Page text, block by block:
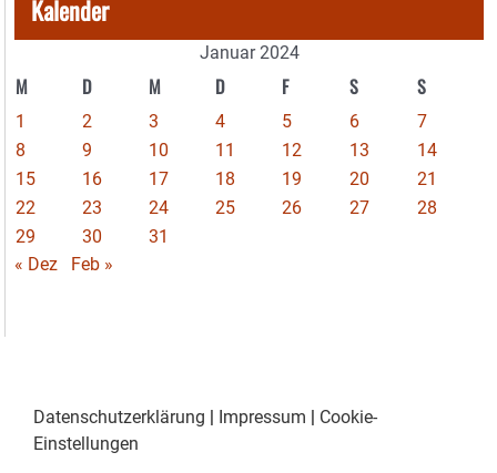
Kalender
Januar 2024
M D M D F S S
1 2 3 4 5 6
7
8
9 10 11 12 13
14
15
16 17 18 19 20
21
22
23 24 25 26 27
28
29
30
31
« Dez
Feb »
Datenschutzerklärung | Impressum | Cookie-
Einstellungen